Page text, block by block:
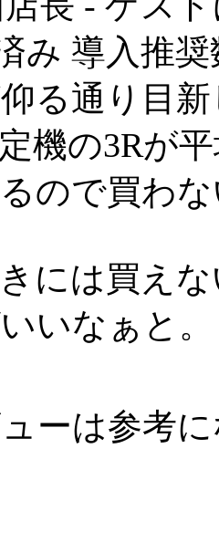
み 導入推
る通り目
機の3Rが
ので買わ
には買え
いなぁと。
ーは参考